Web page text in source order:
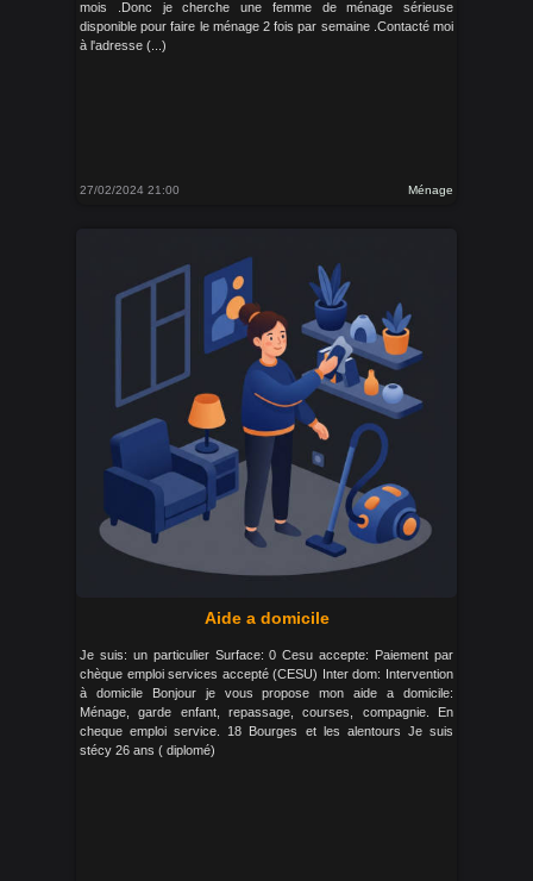
mois .Donc je cherche une femme de ménage sérieuse
disponible pour faire le ménage 2 fois par semaine .Contacté moi
à l'adresse (...)
27/02/2024 21:00 Ménage
Aide a domicile
Je suis: un particulier Surface: 0 Cesu accepte: Paiement par
chèque emploi services accepté (CESU) Inter dom: Intervention
à domicile Bonjour je vous propose mon aide a domicile:
Ménage, garde enfant, repassage, courses, compagnie. En
cheque emploi service. 18 Bourges et les alentours Je suis
stécy 26 ans ( diplomé)